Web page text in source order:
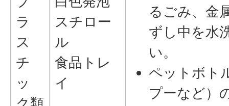
ラ
ス
チ
ッ
スチロー
ル
食品トレ
イ
るごみ、金
ずし中を水
い。
ペットボト
プーなど）